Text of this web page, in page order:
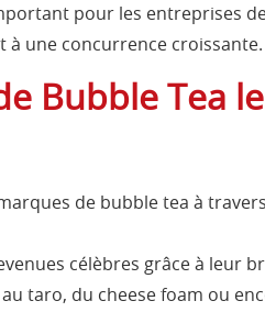
pour les entreprises
à une concurrence croissante.
Bubble Tea
de bubble tea à
célèbres grâce à
taro, du cheese foam ou